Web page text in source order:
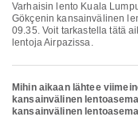
Varhaisin lento Kuala Lumpurin kansainvälinen lentoasemasta Sabiha
Gökçenin kansainvälinen
09.35. Voit tarkastella tätä
lentoja Airpazissa.
Mihin aikaan lähtee
kansainvälinen
kansainvälinen